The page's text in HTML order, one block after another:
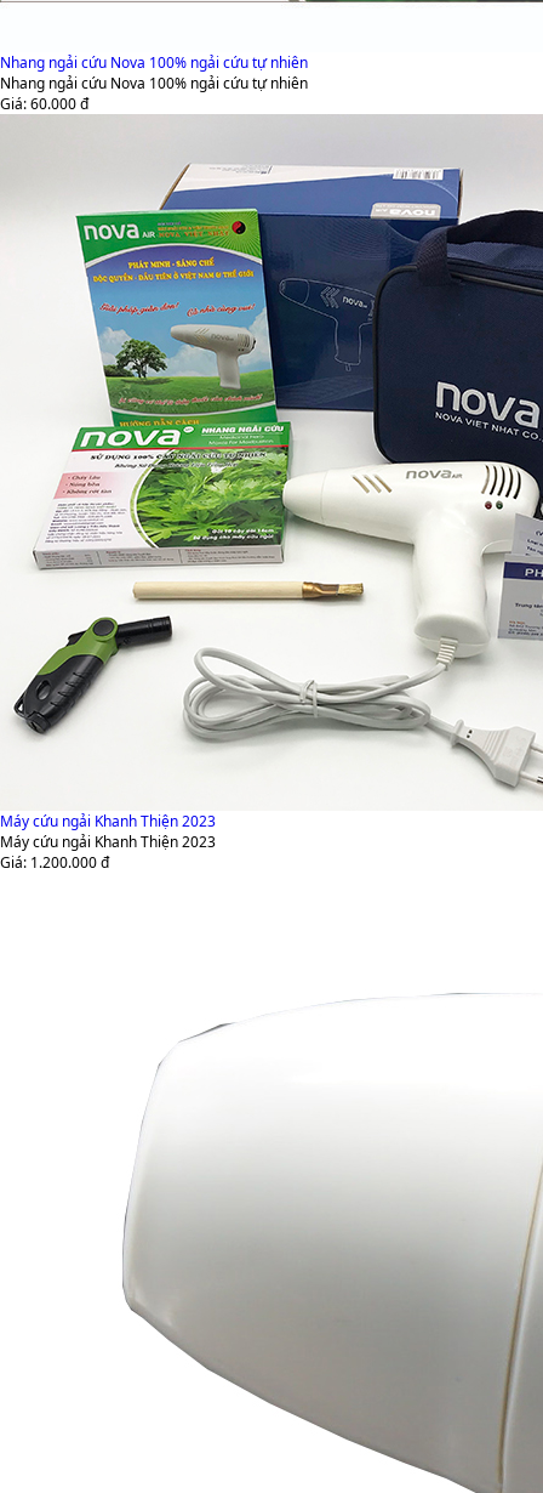
Nhang ngải cứu Nova 100% ngải cứu tự nhiên
Nhang ngải cứu Nova 100% ngải cứu tự nhiên
Giá:60.000đ
Máy cứu ngải Khanh Thiện 2023
Máy cứu ngải Khanh Thiện 2023
Giá: 1.200.000đ